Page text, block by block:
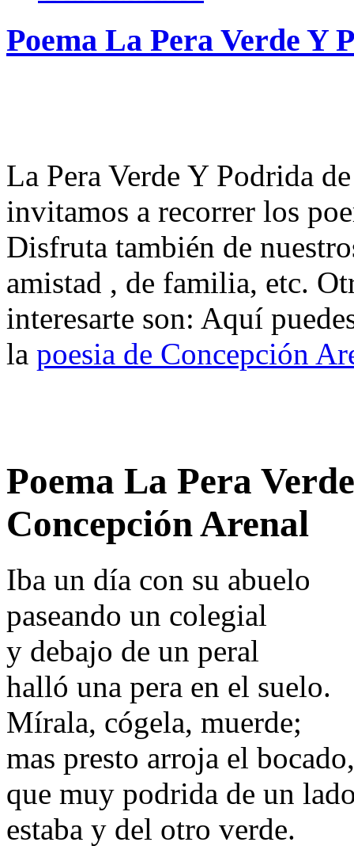
Poema La Pera Verde Y
La Pera Verde Y Podrida
invitamos a recorrer los
Disfruta también de
amistad , de familia, etc.
interesarte son: Aquí
la poesia de Concepción
Poema La Pera
Concepción Arenal
Iba un día con su abuelo
paseando un colegial
y debajo de un peral
halló una pera en el suelo.
Mírala, cógela, muerde;
mas presto arroja el bocado,
que muy podrida de un
estaba y del otro verde.